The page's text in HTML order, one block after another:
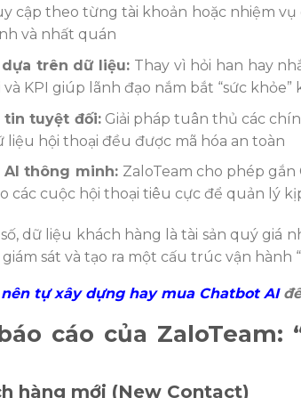
cập theo từng tài khoản hoặc nhiệm
và nhất quán
trên dữ liệu: Thay vì hỏi han hay
KPI giúp lãnh đạo nắm bắt “sức
tin tuyệt đối:Giải pháp tuân thủ các
liệu hội thoại đều được mã hóa an toàn
AI thông minh: ZaloTeam cho phép
các cuộc hội thoại tiêu cực để quản lý
dữ liệu khách hàng là tài sản quý giá
sát và tạo ra một cấu trúc vận hành
nên tự xây dựng hay mua Chatbot AI
cáo của
hàng mới (New Contact)